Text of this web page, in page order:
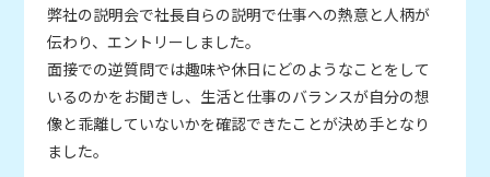
弊社の説明会で社長自らの説明で仕事への熱意と人柄が
伝わり、エントリーしました。
面接での逆質問では趣味や休日にどのようなことをして
いるのかをお聞きし、生活と仕事のバランスが自分の想
像と乖離していないかを確認できたことが決め手となり
ました。